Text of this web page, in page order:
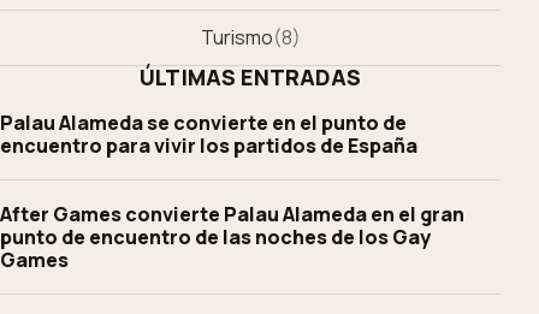
Turismo(8)
ÚLTIMAS ENTRADAS
Palau Alameda se convierte en el punto de
encuentro para vivir los partidos de España
After Games convierte Palau Alameda en el gran
punto de encuentro de las noches de los Gay
Games